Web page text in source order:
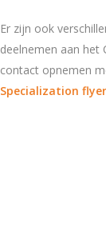
Er zijn ook
deelnemen aan het
contact opnemen
Specialization